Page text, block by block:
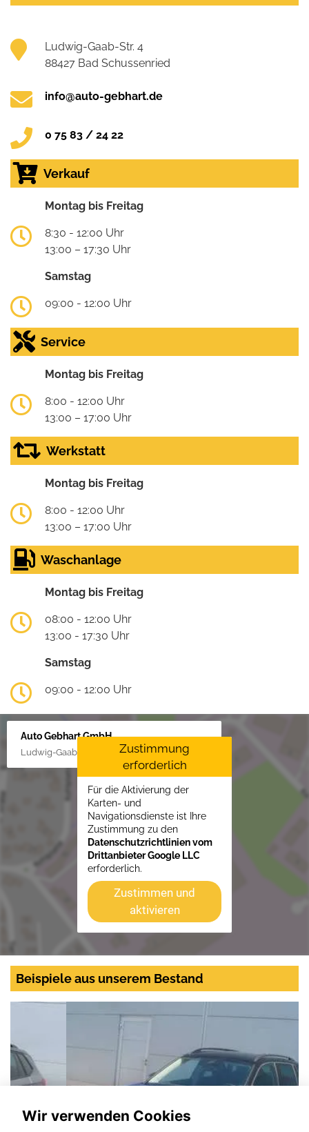
Ludwig-Gaab-Str. 4
88427 Bad Schussenried
info@auto-gebhart.de
0 75 83 / 24 22
Verkauf
Montag bis Freitag
8:30 - 12:00 Uhr
13:00 – 17:30 Uhr
Samstag
09:00 - 12:00 Uhr
Service
Montag bis Freitag
8:00 - 12:00 Uhr
13:00 – 17:00 Uhr
Werkstatt
Montag bis Freitag
8:00 - 12:00 Uhr
13:00 – 17:00 Uhr
Waschanlage
Montag bis Freitag
08:00 - 12:00 Uhr
13:00 - 17:30 Uhr
Samstag
09:00 - 12:00 Uhr
Auto Gebhart GmbH
Ludwig-Gaab-Str. 4, 88427 Bad Schussenried
Zustimmung
erforderlich
Für die Aktivierung der
Karten- und
Navigationsdienste ist Ihre
Zustimmung zu den
Datenschutzrichtlinien vom
Drittanbieter Google LLC
erforderlich.
Zustimmen und
aktivieren
Beispiele aus unserem Bestand
Wir verwenden Cookies